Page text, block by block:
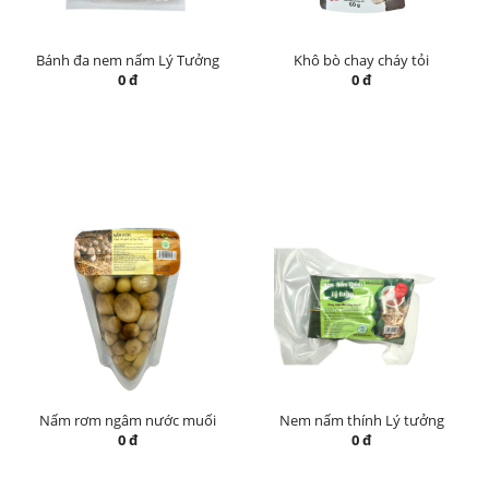
Bánh đa nem nấm Lý Tưởng
0 đ
Khô bò chay cháy tỏi
0 đ
Nấm rơm ngâm nước muối
0 đ
Nem nấm thính Lý tưởng
0 đ